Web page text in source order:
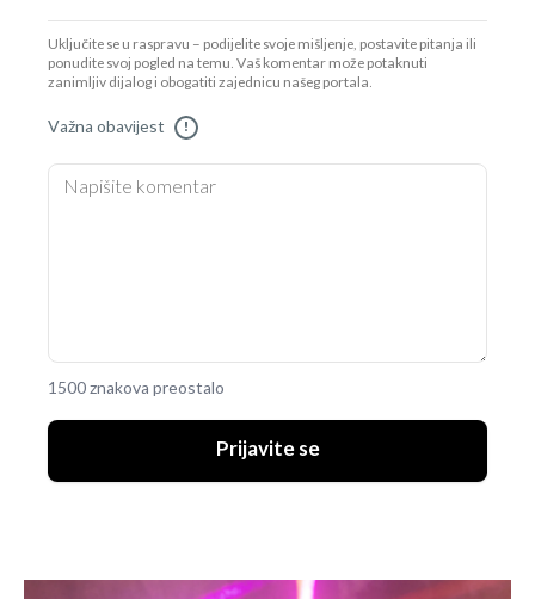
Uključite se u raspravu – podijelite svoje mišljenje, postavite pitanja ili
ponudite svoj pogled na temu. Vaš komentar može potaknuti
zanimljiv dijalog i obogatiti zajednicu našeg portala.
Važna obavijest !
1500 znakova preostalo
Prijavite se